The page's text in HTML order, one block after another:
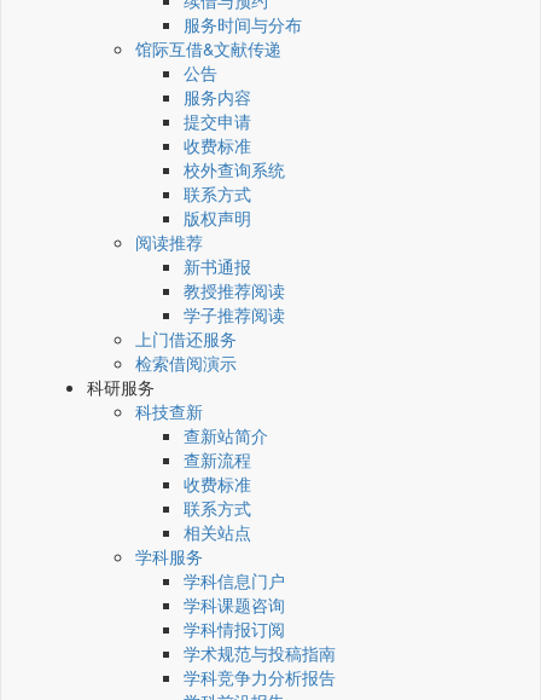
服务时间与分布
馆际互借&文献传递
公告
服务内容
提交申请
收费标准
校外查询系统
联系方式
版权声明
阅读推荐
新书通报
教授推荐阅读
学子推荐阅读
上门借还服务
检索借阅演示
科研服务
科技查新
查新站简介
查新流程
收费标准
联系方式
相关站点
学科服务
学科信息门户
学科课题咨询
学科情报订阅
学术规范与投稿指南
学科竞争力分析报告